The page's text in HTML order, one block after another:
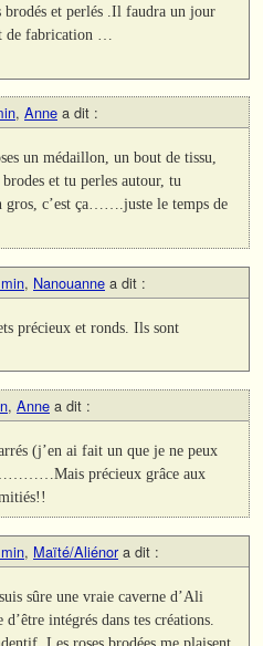
brodés et perlés .Il faudra un jour
de fabrication …
, Anne a dit :
un médaillon, un bout de tissu,
et tu perles autour, tu
gros, c’est ça…….juste le temps de
, Nanouanne a dit :
précieux et ronds. Ils sont
, Anne a dit :
(j’en ai fait un que je ne peux
précieux grâce aux
, Maïté/Aliénor a dit :
sûre une vraie caverne d’Ali
intégrés dans tes créations.